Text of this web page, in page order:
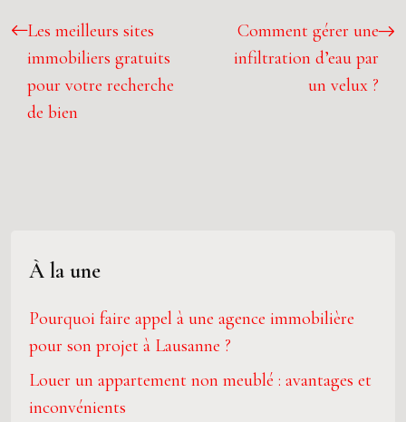
Les meilleurs sites
immobiliers gratuits
pour votre recherche
de bien
Comment gérer une
infiltration d’eau par
un velux ?
À la une
Pourquoi faire appel à une agence immobilière
pour son projet à Lausanne ?
Louer un appartement non meublé : avantages et
inconvénients